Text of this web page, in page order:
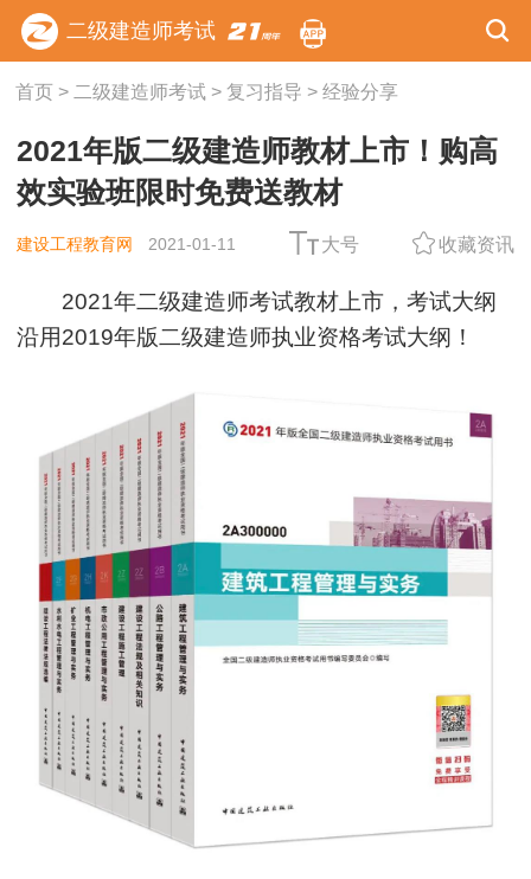
二级建造师考试
首页> 二级建造师考试> 复习指导 > 经验分享
2021年版二级建造师教材上市！购高
效实验班限时免费送教材
建设工程教育网 2021-01-11 大号 收藏资讯
2021年二级建造师考试教材上市，考试大纲
沿用2019年版二级建造师执业资格考试大纲！